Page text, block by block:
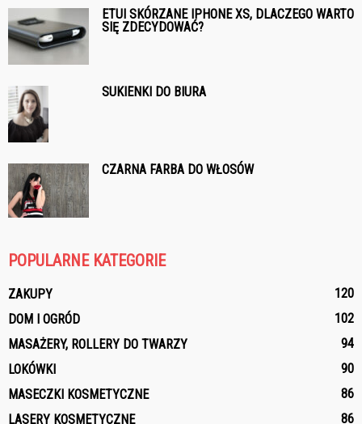
ETUI SKÓRZANE IPHONE XS, DLACZEGO WARTO
SIĘ ZDECYDOWAĆ?
SUKIENKI DO BIURA
CZARNA FARBA DO WŁOSÓW
POPULARNE KATEGORIE
ZAKUPY
120
DOM I OGRÓD
102
MASAŻERY, ROLLERY DO TWARZY
94
LOKÓWKI
90
MASECZKI KOSMETYCZNE
86
LASERY KOSMETYCZNE
86